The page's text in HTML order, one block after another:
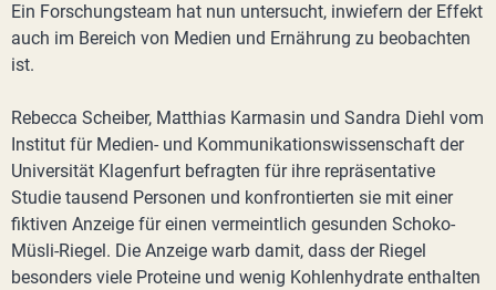
Ein Forschungsteam hat nun untersucht, inwiefern der Effekt
auch im Bereich von Medien und Ernährung zu beobachten
ist.
Rebecca Scheiber, Matthias Karmasin und Sandra Diehl vom
Institut für Medien- und Kommunikationswissenschaft der
Universität Klagenfurt befragten für ihre repräsentative
Studie tausend Personen und konfrontierten sie mit einer
fiktiven Anzeige für einen vermeintlich gesunden Schoko-
Müsli-Riegel. Die Anzeige warb damit, dass der Riegel
besonders viele Proteine und wenig Kohlenhydrate enthalten